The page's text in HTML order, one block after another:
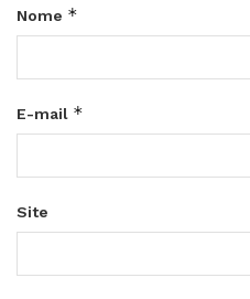
Nome *
E-mail *
Site